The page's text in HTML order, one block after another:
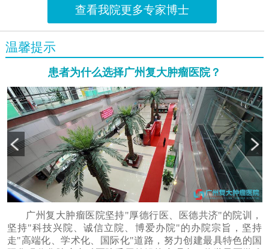
查看我院更多专家博士
温馨提示
患者为什么选择广州复大肿瘤医院？
广州复大肿瘤医院坚持"厚德行医、医德共济"的院训，
坚持"科技兴院、诚信立院、博爱办院"的办院宗旨，坚持
走"高端化、学术化、国际化"道路，努力创建最具特色的国